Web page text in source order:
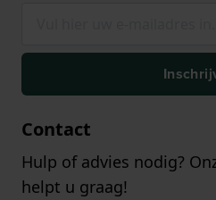
Contact
Hulp of advies nodig?
helpt u graag!